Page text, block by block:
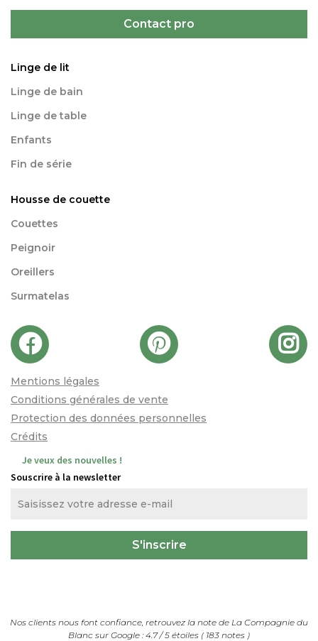
Contact pro
Linge de lit
Linge de bain
Linge de table
Enfants
Fin de série
Housse de couette
Couettes
Peignoir
Oreillers
Surmatelas
Mentions légales
Conditions générales de vente
Protection des données personnelles
Crédits
Je veux des nouvelles !
Souscrire à la newsletter
Nos clients nous font confiance, retrouvez la note de La Compagnie du
Blanc sur Google : 4.7/5 étoiles ( 183 notes )